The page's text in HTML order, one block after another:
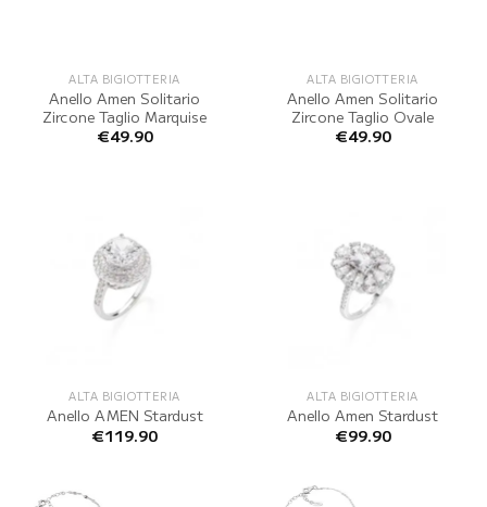
ALTA BIGIOTTERIA
Anello Amen Solitario
Zircone Taglio Marquise
€49.90
ALTA BIGIOTTERIA
Anello Amen Solitario
Zircone Taglio Ovale
€49.90
ALTA BIGIOTTERIA
Anello AMEN Stardust
€119.90
ALTA BIGIOTTERIA
Anello Amen Stardust
€99.90